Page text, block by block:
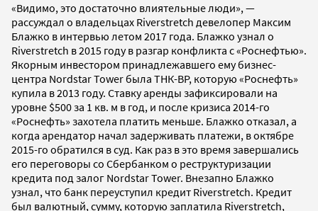
«Видимо, это достаточно влиятельные люди», —
рассуждал о владельцах Riverstretch девелопер Максим
Блажко в интервью летом 2017 года. Блажко узнал о
Riverstretch в 2015 году в разгар конфликта с «Роснефтью».
Якорным инвестором принадлежавшего ему бизнес-
центра Nordstar Tower была ТНК-BP, которую «Роснефть»
купила в 2013 году. Ставку аренды зафиксировали на
уровне $500 за 1 кв. м в год, и после кризиса 2014-го
«Роснефть» захотела платить меньше. Блажко отказал, а
когда арендатор начал задерживать платежи, в октябре
2015-го обратился в суд. Как раз в это время завершались
его переговоры со Сбербанком о реструктуризации
кредита под залог Nordstar Tower. Внезапно Блажко
узнал, что банк переуступил кредит Riverstretch. Кредит
был валютный, сумму, которую заплатила Riverstretch,